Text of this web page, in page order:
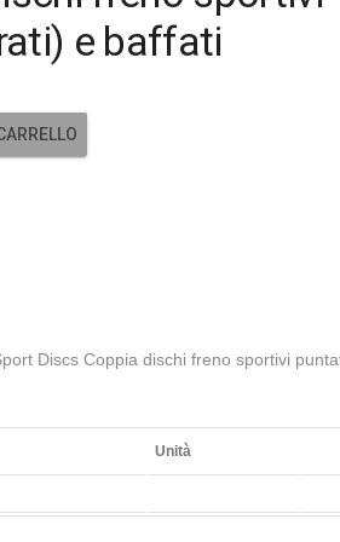
e baffati
Discs Coppia dischi freno sportivi
Unità